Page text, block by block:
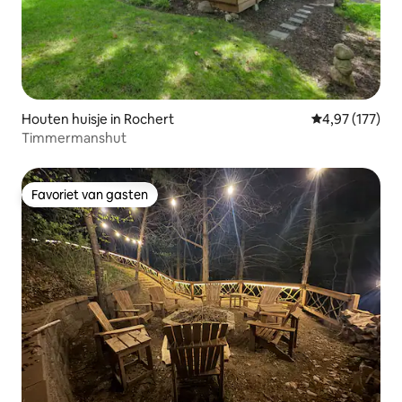
Houten huisje in Rochert Gemiddelde
4,97 (177)
Timmermanshut
Favoriet van gasten
Favoriet van gasten